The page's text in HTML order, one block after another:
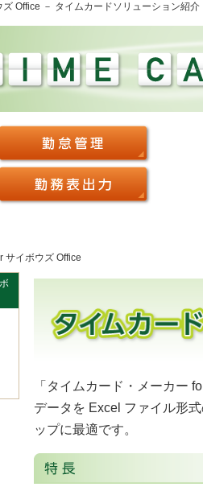
Office － タイムカードソリューション紹介
サイボウズ Office
「タイムカード・メーカー
データを Excel ファイル形
ップに最適です。